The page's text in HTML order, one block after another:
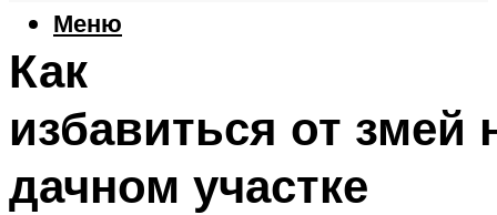
Меню
Как
избавиться от змей
дачном участке